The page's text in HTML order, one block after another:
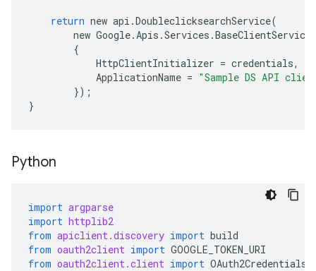
return new api .DoubleclicksearchService(
new Google.Apis .Services .BaseClientService
{
HttpClientInitializer = credentials,
ApplicationName = "Sample DS API
});
}
Python
import argparse
import httplib2
from apiclient.discovery import build
from oauth2client import GOOGLE_TOKEN_URI
from oauth2client.client import OAuth2Credentials